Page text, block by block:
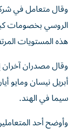
وقال متعامل ​في
الروسي بخصومات
هذه المستويات
وقال مصدران آخران
أبريل نيسان ومايو
سيما في الهند.
وأوضح أحد